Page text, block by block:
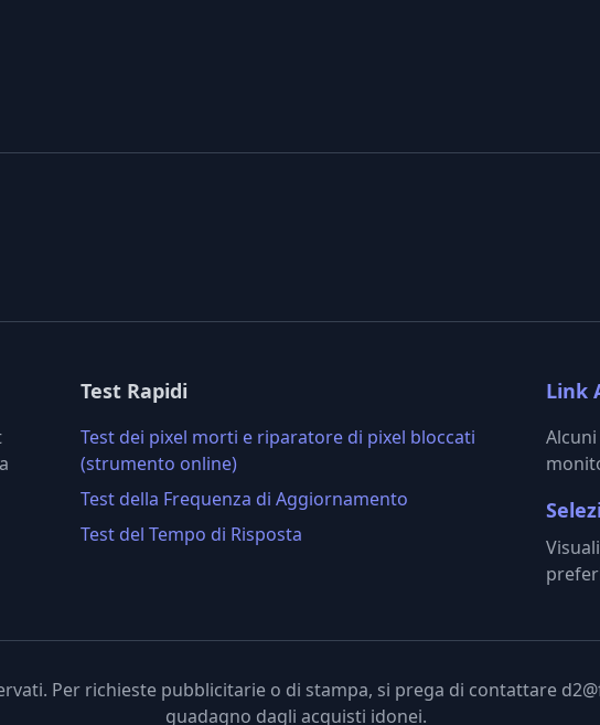
Test Rapidi
Test dei pixel morti e riparatore di pixel bloccati
(strumento online)
Test della Frequenza di Aggiornamento
Test del Tempo di Risposta
Link
Per richieste pubblicitarie o di stampa, si prega di contattare
guadagno dagli acquisti idonei.